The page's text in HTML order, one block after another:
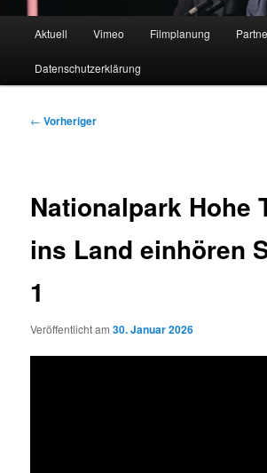
Aktuell Vimeo Filmplanung
Datenschutzerklärung
Beitragsnavigation
← Vorheriger
Nationalpark Hohe
ins Land einhören
1
Veröffentlicht am30. Januar 2026